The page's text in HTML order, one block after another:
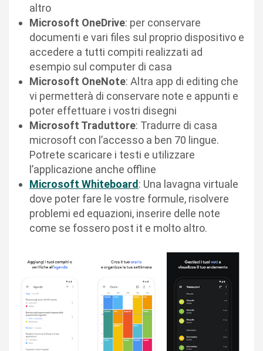
altro
Microsoft OneDrive: per conservare
documenti e vari files sul proprio dispositivo e
accedere a tutti compiti realizzati ad
esempio sul computer di casa
Microsoft OneNote: Altra app di editing che
vi permetterà di conservare note e appunti e
poter effettuare i vostri disegni
Microsoft Traduttore: Tradurre di casa
microsoft con l’accesso a ben 70 lingue.
Potrete scaricare i testi e utilizzare
l’applicazione anche offline
Microsoft Whiteboard: Una lavagna virtuale
dove poter fare le vostre formule, risolvere
problemi ed equazioni, inserire delle note
come se fossero post it e molto altro.